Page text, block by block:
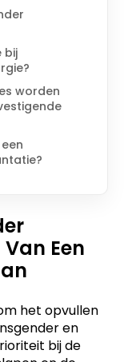
bij
worden
Een
het opvullen
en
bij de